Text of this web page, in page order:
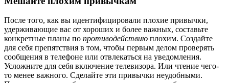
После того, как вы идентифицировали плохие привычки,
удерживающие вас от хороших и более важных, составьте
конкретные планы по противодействию плохим. Создайте
для себя препятствия в том, чтобы первым делом проверять
сообщения в телефоне или отвлекаться на уведомления.
Усложните для себя включение телевизора. Или чтение чего-
то менее важного. Сделайте эти привычки неудобными.